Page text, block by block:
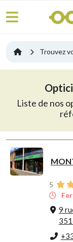
Trouvez
Liste de nos
5
9